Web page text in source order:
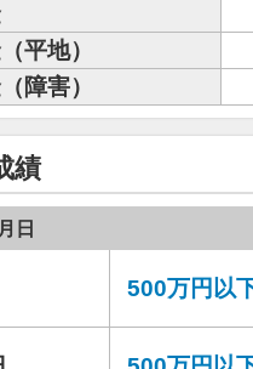
平地）
障害）
績
日
500万円以